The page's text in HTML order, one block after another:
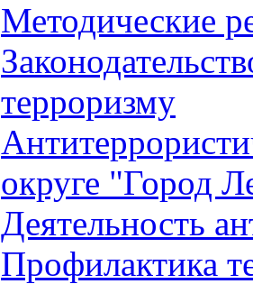
Методические
терроризму
округе "Город
Деятельность
Профилактика